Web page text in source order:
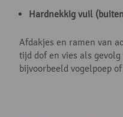
Hardnekkig vuil
Afdakjes en ramen van
tijd dof en vies als
bijvoorbeeld vogelpoep